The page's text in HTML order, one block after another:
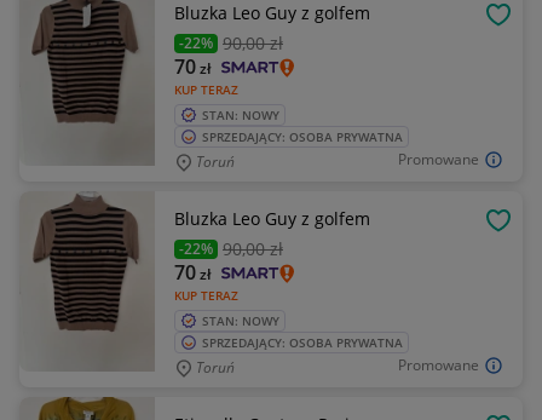
Promowane
Bluzka Leo Guy z golfem
-22% 90,00 zł
KUP TERAZ
70zł
STAN: NOWY
SPRZEDAJĄCY: OSOBA PRYWATNA
Toruń
Promowane
Bluzka Leo Guy z golfem
-22% 90,00 zł
KUP TERAZ
70zł
STAN: NOWY
SPRZEDAJĄCY: OSOBA PRYWATNA
Toruń